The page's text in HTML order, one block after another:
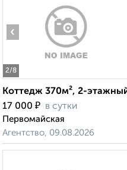
2/8
‹
Коттедж 370м², 2-
17 000 ₽ в сутки
Первомайская
Агентство, 09.08.2026